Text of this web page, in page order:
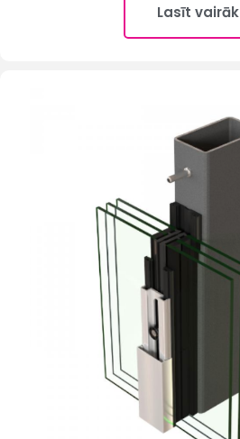
Lasīt vairāk